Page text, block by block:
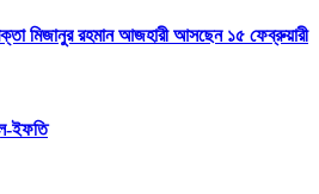
মিজানুর রহমান আজহারী আসছেন ১৫ ফেব্রুয়ারী
ইফতি